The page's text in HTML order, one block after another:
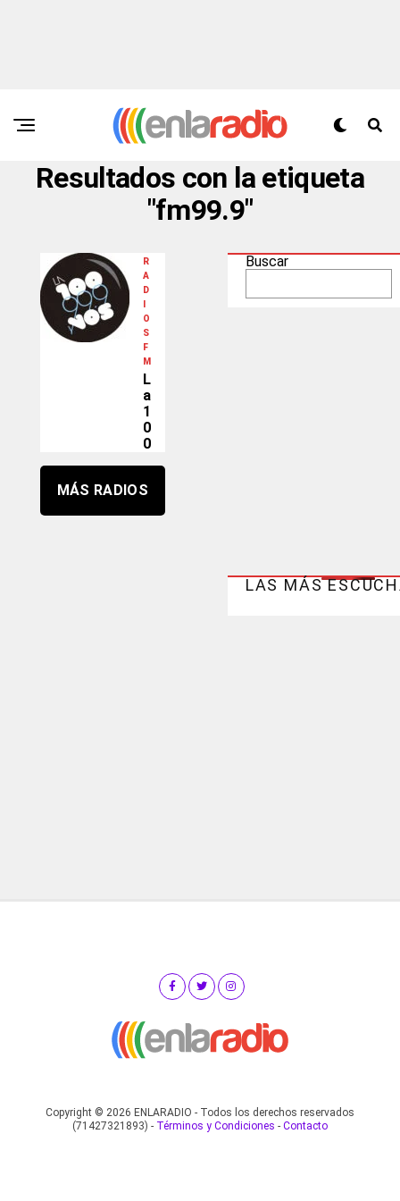
Resultados con la etiqueta
"fm99.9"
R
A
D
O
S
F
M
L
a
1
0
0
MÁS RADIOS
Buscar
LAS MÁS
Copyright © 2026 ENLARADIO - Todos los derechos reservados
(71427321893) - Términos y Condiciones - Contacto